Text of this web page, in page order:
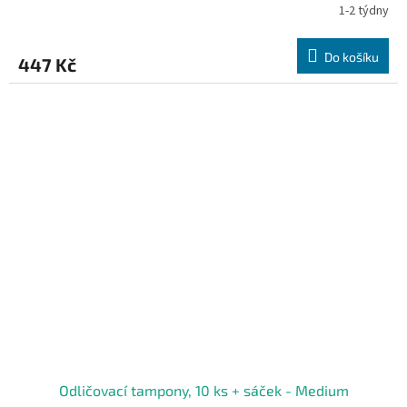
1-2 týdny
447 Kč Do košíku
Odličovací tampony, 10 ks + sáček - Medium